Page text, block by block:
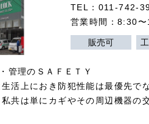
TEL：011-742-
営業時間：8:30
販売可
管理のＳＡＦＥＴＹ
活上におき防犯性能は最優先
共は単にカギやその周辺機器